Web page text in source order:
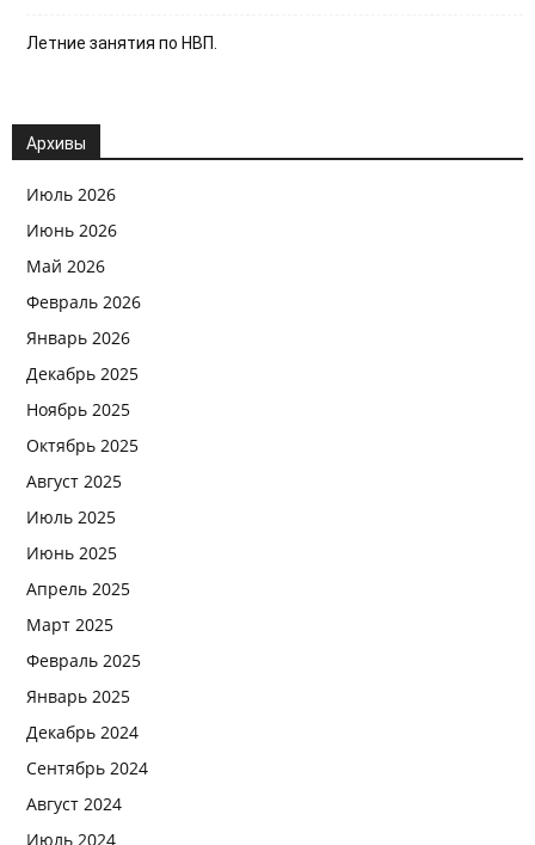
Летние занятия по НВП.
Архивы
Июль 2026
Июнь 2026
Май 2026
Февраль 2026
Январь 2026
Декабрь 2025
Ноябрь 2025
Октябрь 2025
Август 2025
Июль 2025
Июнь 2025
Апрель 2025
Март 2025
Февраль 2025
Январь 2025
Декабрь 2024
Сентябрь 2024
Август 2024
Июль 2024